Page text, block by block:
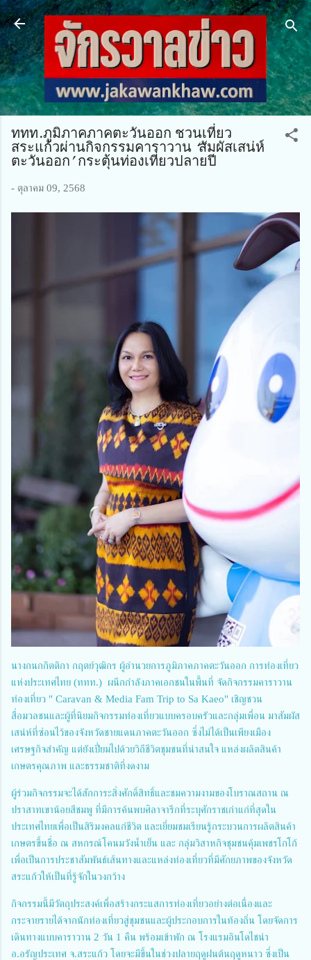
ข้ามไปที่เนื้อหาหลัก
ททท.ภูมิภาคภาคตะวันออก ชวนเที่ยว
สระแก้วผ่านกิจกรรมคาราวาน ‘สัมผัสเสน่ห์
ตะวันออก’ กระตุ้นท่องเที่ยวปลายปี
- ตุลาคม 09, 2568
นางกนกกิตติกา กฤตย์วุฒิกร ผู้อำนวยการภูมิภาคภาคตะวันออก การท่องเที่ยว
แห่งประเทศไทย (ททท.) ผนึกกำลังภาคเอกชนในพื้นที่ จัดกิจกรรมคาราวาน
ท่องเที่ยว " Caravan & Media Fam Trip to Sa Kaeo" เชิญชวน
สื่อมวลชนและผู้ที่นิยมกิจกรรมท่องเที่ยวแบบครอบครัวและกลุ่มเพื่อน มาสัมผัส
เสน่ห์ที่ซ่อนไว้ของจังหวัดชายแดนภาคตะวันออก ซึ่งไม่ได้เป็นเพียงเมือง
เศรษฐกิจสำคัญ แต่ยังเปี่ยมไปด้วยวิถีชีวิตชุมชนที่น่าสนใจ แหล่งผลิตสินค้า
เกษตรคุณภาพ และธรรมชาติที่งดงาม
ผู้ร่วมกิจกรรมจะได้สักการะสิ่งศักดิ์สิทธิ์และชมความงามของโบราณสถาน ณ
ปราสาทเขาน้อยสีชมพู ที่มีการค้นพบศิลาจารึกที่ระบุศักราชเก่าแก่ที่สุดใน
ประเทศไทยเพื่อเป็นสิริมงคลแก่ชีวิต และเยี่ยมชมเรียนรู้กระบวนการผลิตสินค้า
เกษตรขึ้นชื่อ ณ สหกรณ์โคนมวังน้ำเย็น และ กลุ่มวิสาหกิจชุมชนคุ้มเพชรโกโก้
เพื่อเป็นการประชาสัมพันธ์เส้นทางและแหล่งท่องเที่ยวที่มีศักยภาพของจังหวัด
สระแก้วให้เป็นที่รู้จักในวงกว้าง
กิจกรรมนี้มีวัตถุประสงค์เพื่อสร้างกระแสการท่องเที่ยวอย่างต่อเนื่องและ
กระจายรายได้จากนักท่องเที่ยวสู่ชุมชนและผู้ประกอบการในท้องถิ่น โดยจัดการ
เดินทางแบบคาราวาน 2 วัน 1 คืน พร้อมเข้าพัก ณ โรงแรมอินโดไชน่า
อ.อรัญประเทศ จ.สระแก้ว โดยจะมีขึ้นในช่วงปลายฤดูฝนต้นฤดูหนาว ซึ่งเป็น